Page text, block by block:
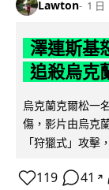
Lawton 1 日
澤連斯基
追殺烏克
烏克蘭克爾松一
傷，影片由烏克
「狩獵式」攻擊
119 41 ↗